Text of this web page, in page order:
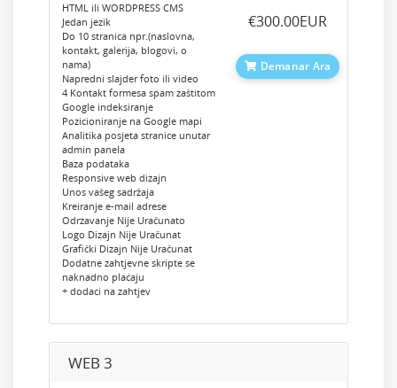
HTML ili WORDPRESS CMS
Jedan jezik
Do 10 stranica npr.(naslovna,
kontakt, galerija, blogovi, o
nama)
Napredni slajder foto ili video
4 Kontakt formesa spam zaštitom
Google indeksiranje
Pozicioniranje na Google mapi
Analitika posjeta stranice unutar
admin panela
Baza podataka
Responsive web dizajn
Unos vašeg sadržaja
Kreiranje e-mail adrese
Odrzavanje Nije Uračunato
Logo Dizajn Nije Uračunat
Grafički Dizajn Nije Uračunat
Dodatne zahtjevne skripte se
naknadno plaćaju
+ dodaci na zahtjev
‎€300.00EUR
Demanar Ara
WEB 3